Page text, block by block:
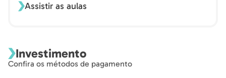
Assistir as aulas
Investimento
Confira os métodos de pagamento